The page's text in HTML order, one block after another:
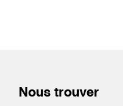
Nous trouver